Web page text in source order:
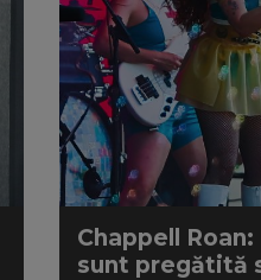
Chappell
sunt pregătită